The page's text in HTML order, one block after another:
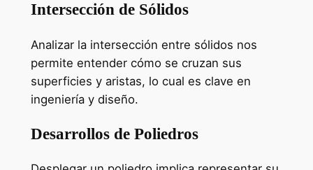
Intersección de Sólidos
Analizar la intersección entre sólidos nos
permite entender cómo se cruzan sus
superficies y aristas, lo cual es clave en
ingeniería y diseño.
Desarrollos de Poliedros